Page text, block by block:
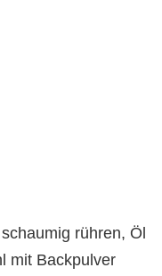
rühren, Öl
mit Backpulver